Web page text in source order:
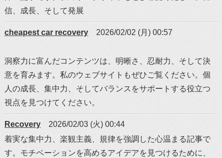
信、成長、そして発展
cheapest car recovery 2026/02/02 (月) 00:57
洞察力に富んだコンテンツは、明晰さ、忍耐力、そして決
意を育みます。私のウェブサイトもぜひご覧ください。個
人の成長、集中力、そしてバランスをサポートする役立つ
視点を見つけてください。
Recovery
2026/02/03 (火) 00:44
着実な集中力、楽観主義、規律を強調した心温まる記事で
す。モチベーションを高めるアイデアを見つけるために、